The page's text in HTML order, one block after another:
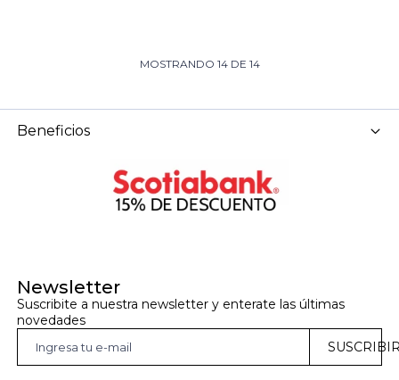
MOSTRANDO 14DE 14
Newsletter
Suscribite a nuestra newsletter y enterate las últimas
novedades
Beneficios